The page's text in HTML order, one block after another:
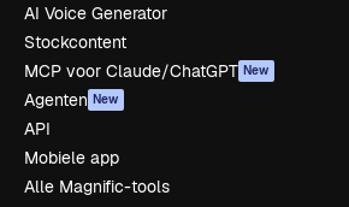
AI Voice Generator
Stockcontent
MCP voor Claude/ChatGPT New
Agenten New
API
Mobiele app
Alle Magnific-tools